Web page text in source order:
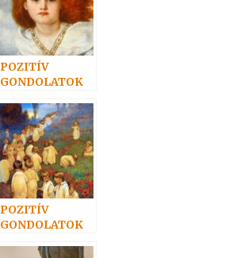
POZITÍV
GONDOLATOK
POZITÍV
GONDOLATOK